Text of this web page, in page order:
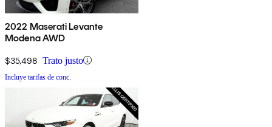
2022 Maserati Levante
Modena AWD
$35,498 Trato justo
Incluye tarifas de conc.